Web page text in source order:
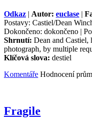
Odkaz | Autor: euclase |
Postavy: Castiel/Dean
Dokončeno: dokončeno |
Shrnutí: Dean and Castiel,
photograph, by multiple
Klíčová slova: destiel
Komentáře Hodnocení
Fragile